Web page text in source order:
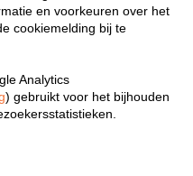
en voorkeuren over het
cookiemelding bij te
Analytics
) gebruikt voor het bijhouden